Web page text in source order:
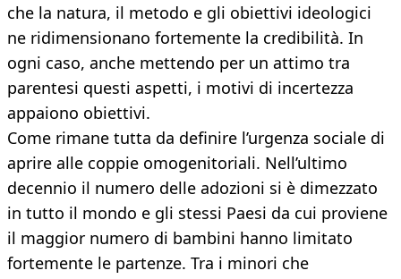
che la natura, il metodo e gli obiettivi ideologici
ne ridimensionano fortemente la credibilità. In
ogni caso, anche mettendo per un attimo tra
parentesi questi aspetti, i motivi di incertezza
appaiono obiettivi.
Come rimane tutta da definire l’urgenza sociale di
aprire alle coppie omogenitoriali. Nell’ultimo
decennio il numero delle adozioni si è dimezzato
in tutto il mondo e gli stessi Paesi da cui proviene
il maggior numero di bambini hanno limitato
fortemente le partenze. Tra i minori che